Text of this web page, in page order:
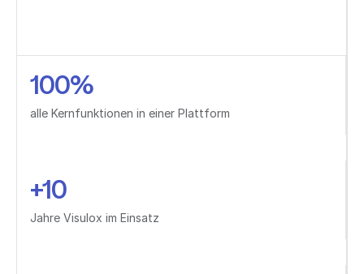
100%
alle Kernfunktionen in einer Plattform
+10
Jahre Visulox im Einsatz